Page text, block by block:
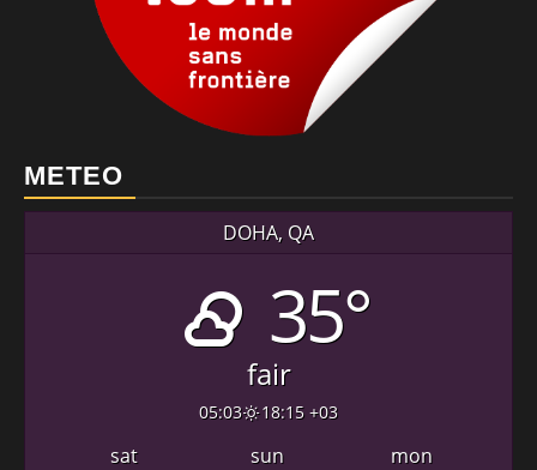
METEO
DOHA, QA
35°
fair
05:03 18:15 +03
sat sun mon